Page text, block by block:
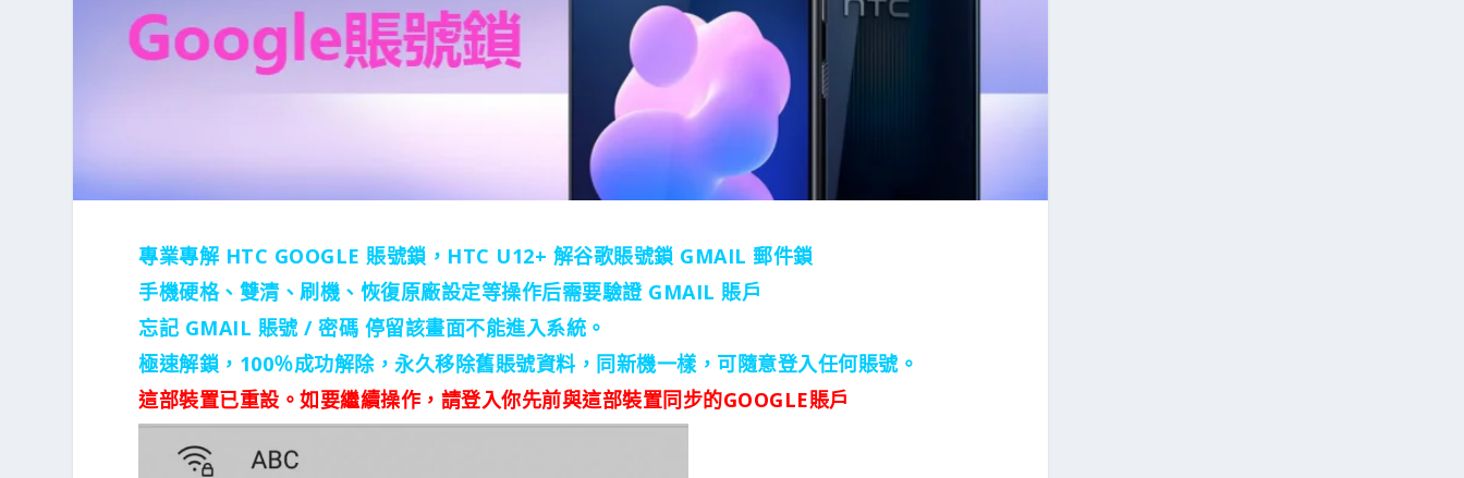
專業專解 HTC GOOGLE 賬號鎖，HTC U12+ 解谷歌賬號鎖 GMAIL 郵件鎖
手機硬格、雙清、刷機、恢復原廠設定等操作后需要驗證 GMAIL 賬戶
忘記 GMAIL 賬號 / 密碼 停留該畫面不能進入系統。
極速解鎖，100％成功解除，永久移除舊賬號資料，同新機一樣，可隨意登入任何賬號。
這部裝置已重設。如要繼續操作，請登入你先前與這部裝置同步的GOOGLE賬戶